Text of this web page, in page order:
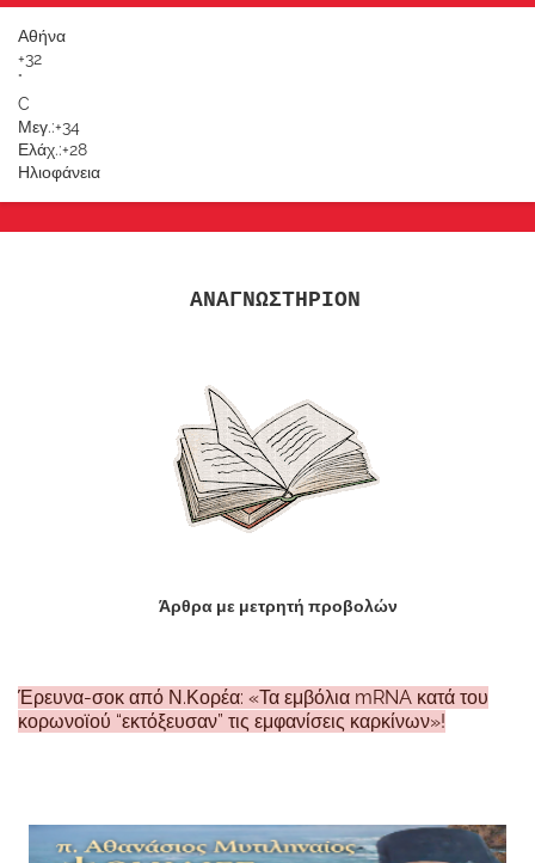
Αθήνα
+32
°
C
Μεγ.:+34
Ελάχ.:+28
Ηλιοφάνεια
ΑΝΑΓΝΩΣΤΗΡΙΟΝ
Άρθρα με μετρητή προβολών
Έρευνα-σοκ από Ν.Κορέα: «Τα εμβόλια mRNA κατά του
κορωνοϊού “εκτόξευσαν” τις εμφανίσεις καρκίνων»!